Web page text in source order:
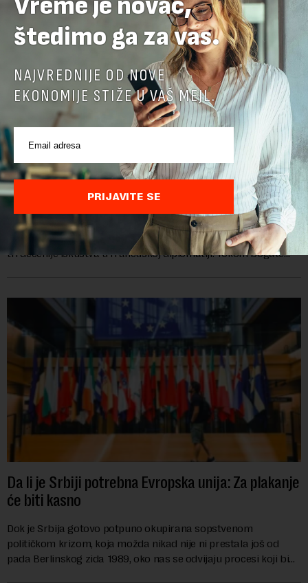
Ambasadorka Francuske: Napredak nije uklonio
sve prepreke
Od oktobra 2025. godine, funkciju ambasadorke Francuske u
Srbiji obavlja Florans Ferari, karijerna diplomatkinja sa više od
tri decenije iskustva u francuskoj diplomatiji. Tokom bogate
Da li je Srbiji potrebna Evropska unija: Za plakanje
će biti kasno
Dok je Srbija gotovo potpuno okupirana sopstvenom
političkom krizom, koja možda nikad nije ni prestala još od
pada Berlinskog zida 1989, oko nas se odvijaju procesi koji bi
štedimo ga za vas.
NAJVREDNIJE OD NOVE
EKONOMIJE STIŽE U VAŠ MEJL.
PRIJAVITE SE